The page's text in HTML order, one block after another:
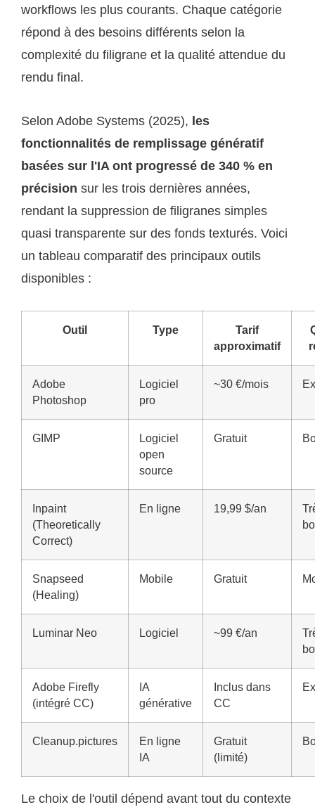
workflows les plus courants. Chaque catégorie
répond à des besoins différents selon la
complexité du filigrane et la qualité attendue du
rendu final.
Selon Adobe Systems (2025), les
fonctionnalités de remplissage génératif
basées sur l'IA ont progressé de 340 % en
précision sur les trois dernières années,
rendant la suppression de filigranes simples
quasi transparente sur des fonds texturés. Voici
un tableau comparatif des principaux outils
disponibles :
Outil Type
Tarif
approximatif
Adobe
Photoshop
Logiciel
pro
~30 €/mois
GIMP
Logiciel
open
source
Gratuit
Inpaint
(Theoretically
Correct)
En ligne 19,99 $/an
Snapseed
(Healing)
Mobile Gratuit
Luminar Neo Logiciel ~99 €/an
Adobe Firefly
(intégré CC)
IA
générative
Inclus dans
CC
Cleanup.pictures
En ligne
IA
Gratuit
(limité)
Le choix de l'outil dépend avant tout du contexte